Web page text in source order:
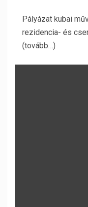
Pályázat kubai
rezidencia- és
(tovább…)